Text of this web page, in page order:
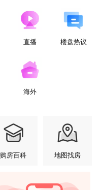
直播 楼盘热议
海外
购房百科 地图找房